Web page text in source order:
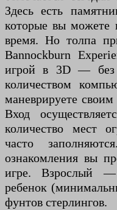
Здесь есть
которые вы можете
время. Но толпа
Bannockburn
игрой в 3D — без
количеством
маневрируете
Вход
количество мест
часто
ознакомления вы
игре. Взрослый —
ребенок
фунтов стерлингов.